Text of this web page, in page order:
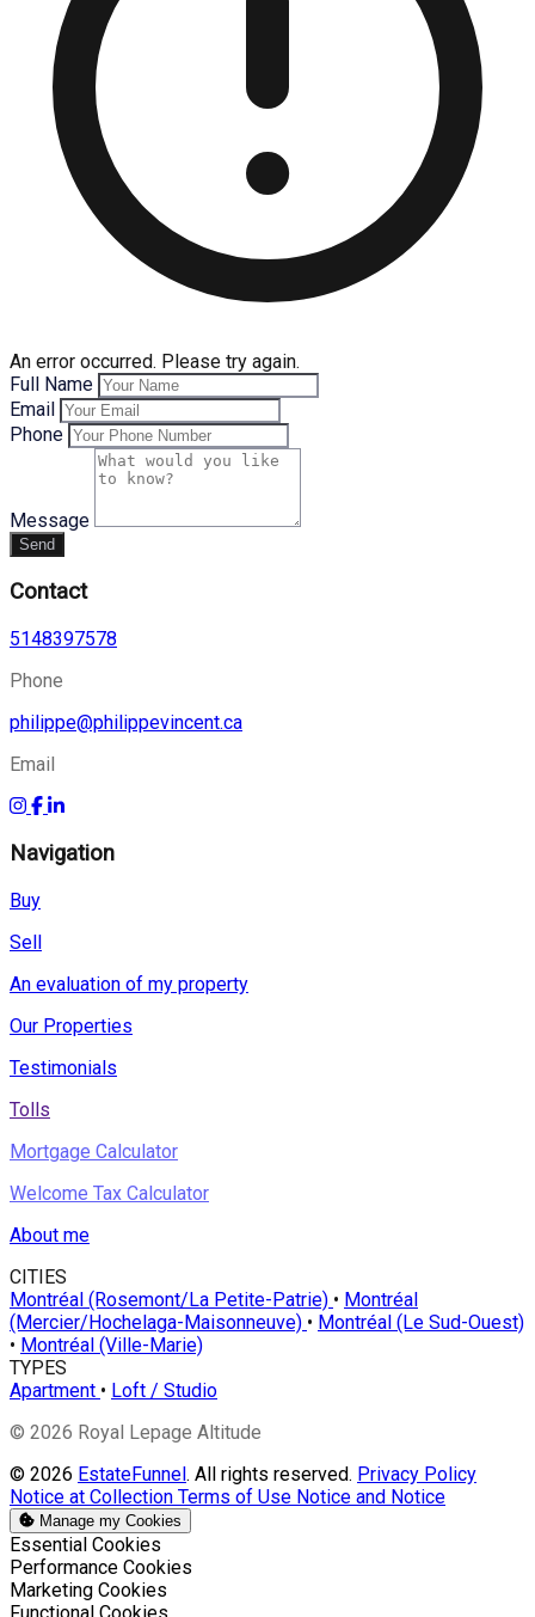
An error occurred. Please try again.
Full Name
Email
Phone
Message
Send
Contact
5148397578
Phone
philippe@philippevincent.ca
Email
Navigation
Buy
Sell
An evaluation of my property
Our Properties
Testimonials
Tolls
Mortgage Calculator
Welcome Tax Calculator
About me
CITIES
Montréal (Rosemont/La Petite-Patrie) • Montréal
(Mercier/Hochelaga-Maisonneuve) • Montréal (Le Sud-Ouest)
• Montréal (Ville-Marie)
TYPES
Apartment • Loft / Studio
© 2026 Royal Lepage Altitude
© 2026 EstateFunnel. All rights reserved. Privacy Policy
Notice at Collection Terms of Use Notice and Notice
Manage my Cookies
Enable
Essential Cookies
Enable
Performance Cookies
Enable
Marketing Cookies
Enable
Functional Cookies